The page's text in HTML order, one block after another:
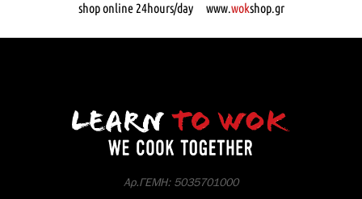
shop online 24hours/day www.wokshop.gr
Αρ.ΓΕΜΗ: 5035701000